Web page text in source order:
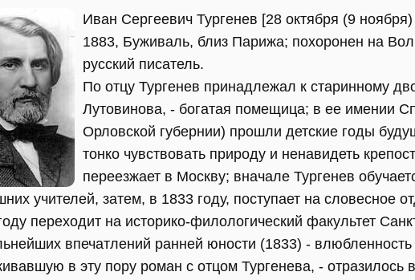
Иван Сергеевич Тургенев [28 октября (9
1883, Буживаль, близ Парижа; похоронен на
русский писатель.
По отцу Тургенев принадлежал к старинному
Лутовинова, - богатая помещица; в ее имении
Орловской губернии) прошли детские годы
тонко чувствовать природу и ненавидеть
переезжает в Москву; вначале Тургенев
учителей, затем, в 1833 году, поступает на словесное
переходит на историко-филологический факультет
впечатлений ранней юности (1833) -
в эту пору роман с отцом Тургенева, -